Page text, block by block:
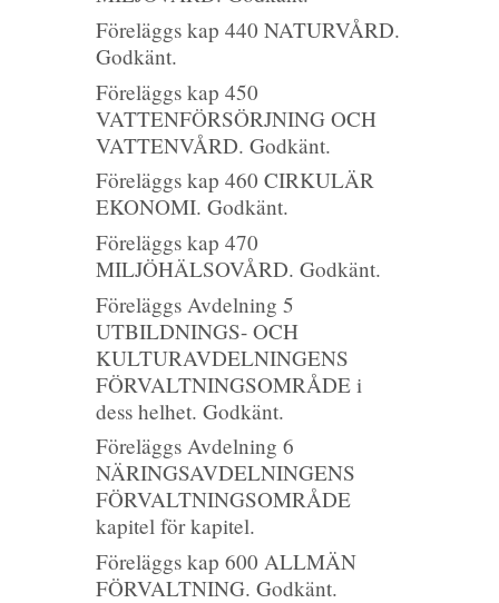
Föreläggs kap 440 NATURVÅRD.
Godkänt.
Föreläggs kap 450
VATTENFÖRSÖRJNING OCH
VATTENVÅRD. Godkänt.
Föreläggs kap 460 CIRKULÄR
EKONOMI. Godkänt.
Föreläggs kap 470
MILJÖHÄLSOVÅRD. Godkänt.
Föreläggs Avdelning 5
UTBILDNINGS- OCH
KULTURAVDELNINGENS
FÖRVALTNINGSOMRÅDE i
dess helhet. Godkänt.
Föreläggs Avdelning 6
NÄRINGSAVDELNINGENS
FÖRVALTNINGSOMRÅDE
kapitel för kapitel.
Föreläggs kap 600 ALLMÄN
FÖRVALTNING. Godkänt.